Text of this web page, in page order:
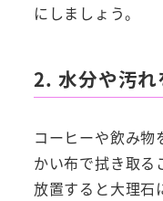
にしましょう。
2. 水分や汚れ
コーヒーや飲み物
かい布で拭き取る
放置すると大理石